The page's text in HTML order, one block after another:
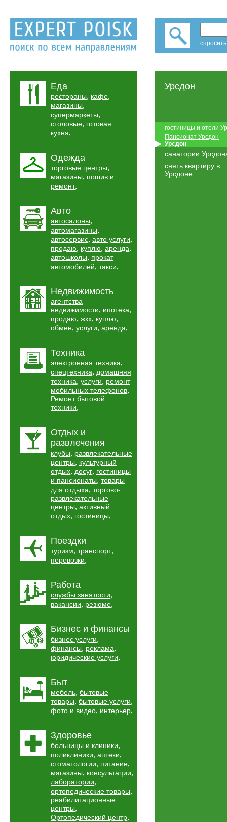
Еда
рестораны, кафе,
магазины,
супермаркеты,
столовые, готовая
кухня,
Одежда
торговые центры,
магазины, пошив и
ремонт,
Авто
автосалоны,
автомагазины,
автосервис, авто услуги,
продаю, куплю, аренда,
автошколы, прокат
автомобилей, такси,
Недвижимость
агентства
недвижимости, ипотека,
продаю, жкх, куплю,
обмен, услуги, аренда,
Техника
электронная техника,
спецтехника, домашняя
техника, услуги, ремонт
мобильных телефонов,
Ремонт бытовой
техники,
Отдых и
развлечения
клубы, развлекательные
центры, культурный
отдых, досуг, гостиницы
и пансионаты, товары
для отдыха, торгово-
развлекательные
центры, активный
отдых, гостиницы,
Поездки
туризм, транспорт,
перевозки,
Работа
службы занятости,
вакансии, резюме,
Бизнес и финансы
бизнес услуги,
финансы, реклама,
юридические услуги,
Быт
мебель, бытовые
товары, бытовые услуги,
фото и видео, интерьер,
Здоровье
больницы и клиники,
поликлиники, аптеки,
стоматологии, питание,
магазины, консультации,
лаборатории,
ортопедические товары,
реабилитационные
центры,
Ортопедический центр,
Урсдон
гостиницы и отели
Пансионат Урсдон
Урсдон
санатории
снять квартиру в
Урсдоне